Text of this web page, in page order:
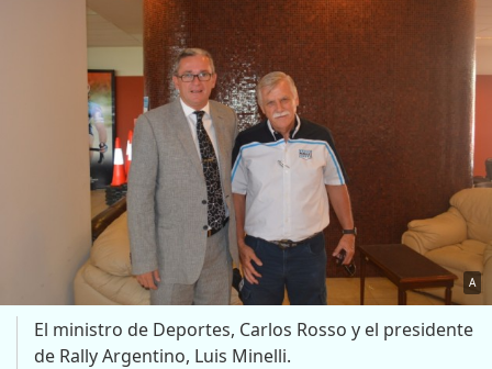
A
El ministro de Deportes, Carlos Rosso y el presidente
de Rally Argentino, Luis Minelli.